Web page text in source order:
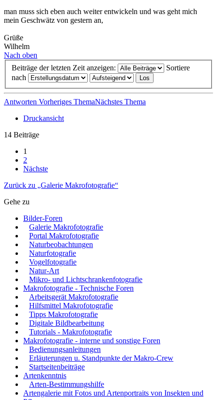
man muss sich eben auch weiter entwickeln und was geht mich
mein Geschwätz von gestern an,
Grüße
Wilhelm
Nach oben
Beiträge der letzten Zeit anzeigen:
Sortiere
nach
Antworten Vorheriges ThemaNächstes Thema
Druckansicht
14 Beiträge
1
2
Nächste
Zurück zu „Galerie Makrofotografie“
Gehe zu
Bilder-Foren
Galerie Makrofotografie
Portal Makrofotografie
Naturbeobachtungen
Naturfotografie
Vogelfotografie
Natur-Art
Mikro- und Lichtschrankenfotografie
Makrofotografie - Technische Foren
Arbeitsgerät Makrofotografie
Hilfsmittel Makrofotografie
Tipps Makrofotografie
Digitale Bildbearbeitung
Tutorials - Makrofotografie
Makrofotografie - interne und sonstige Foren
Bedienungsanleitungen
Erläuterungen u. Standpunkte der Makro-Crew
Startseitenbeiträge
Artenkenntnis
Arten-Bestimmungshilfe
Artengalerie mit Fotos und Artenportraits von Insekten und